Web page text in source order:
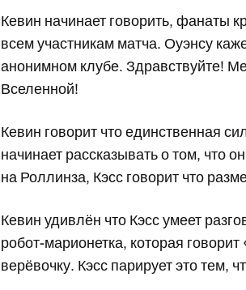
Кевин начинает говорить, фанаты
всем участникам матча. Оуэнсу
анонимном клубе. Здравствуйте!
Вселенной!
Кевин говорит что единственная
начинает рассказывать о том, что
на Роллинза, Кэсс говорит что
Кевин удивлён что Кэсс умеет
робот-марионетка, которая
верёвочку. Кэсс парирует это тем,